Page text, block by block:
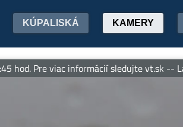
KÚPALISKÁ KAMERY
Pre viac informácií sledujte vt.sk --